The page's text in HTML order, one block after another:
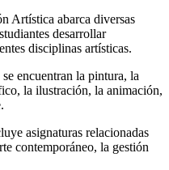
Artística abarca diversas
desarrollar
disciplinas artísticas.
encuentran la pintura, la
la ilustración, la animación,
asignaturas relacionadas
contemporáneo, la gestión